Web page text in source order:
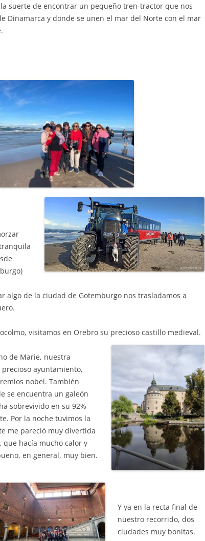
suerte de encontrar un pequeño tren-tractor que nos
Dinamarca y donde se unen el mar del Norte con el mar
algo de la ciudad de Gotemburgo nos trasladamos a
visitamos en Orebro su precioso castillo medieval.
de Marie, nuestra
ayuntamiento,
nobel. También
se encuentra un galeón
sobrevivido en su 92%
Por la noche tuvimos la
me pareció muy divertida
que hacía mucho calor y
en general, muy bien.
Y ya en la recta final de
nuestro recorrido, dos
ciudades muy bonitas.